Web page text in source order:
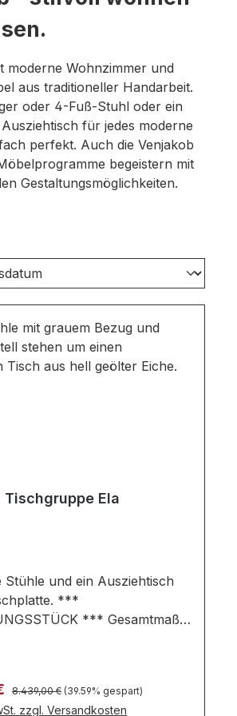
moderne Wohnzimmer und
aus traditioneller Handarbeit.
oder 4-Fuß-Stuhl oder ein
für jedes moderne
perfekt. Auch die Venjakob
begeistern mit
Gestaltungsmöglichkeiten.
- Tischgruppe Ela
Stühle und ein Ausziehtisch
***
*** Gesamtmaße
Bezug: Cardiff hellblau /
Regulärer Preis:
8.439,00 € (39.59% gespart)
zzgl. Versandkosten